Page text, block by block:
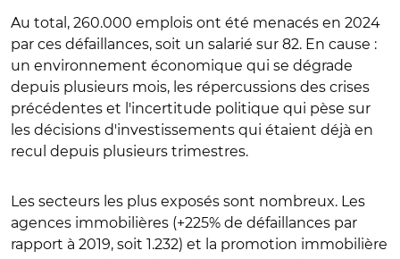
Au total, 260.000 emplois ont été menacés en 2024
par ces défaillances, soit un salarié sur 82. En cause :
un environnement économique qui se dégrade
depuis plusieurs mois, les répercussions des crises
précédentes et l'incertitude politique qui pèse sur
les décisions d'investissements qui étaient déjà en
recul depuis plusieurs trimestres.
Les secteurs les plus exposés sont nombreux. Les
agences immobilières (+225% de défaillances par
rapport à 2019, soit 1.232) et la promotion immobilière